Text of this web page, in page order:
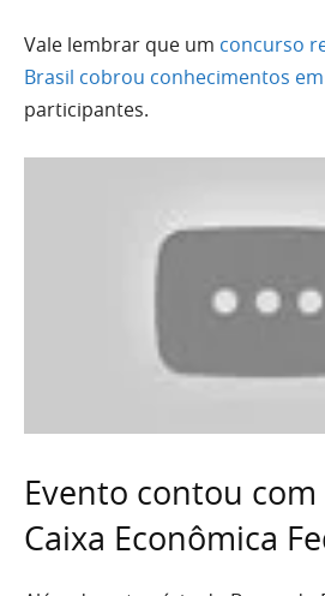
Vale lembrar que um concurso
Brasil cobrou conhecimentos
participantes.
Evento contou
Caixa Econômica